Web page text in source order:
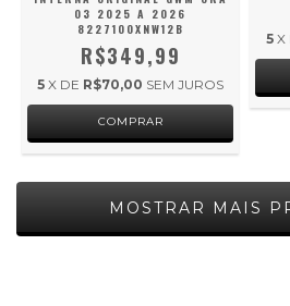
03 2025 A 2026
8227100XNW12B
R$349,99
5 X DE R$70,00 SEM JUROS
5 X
MOSTRAR MAIS